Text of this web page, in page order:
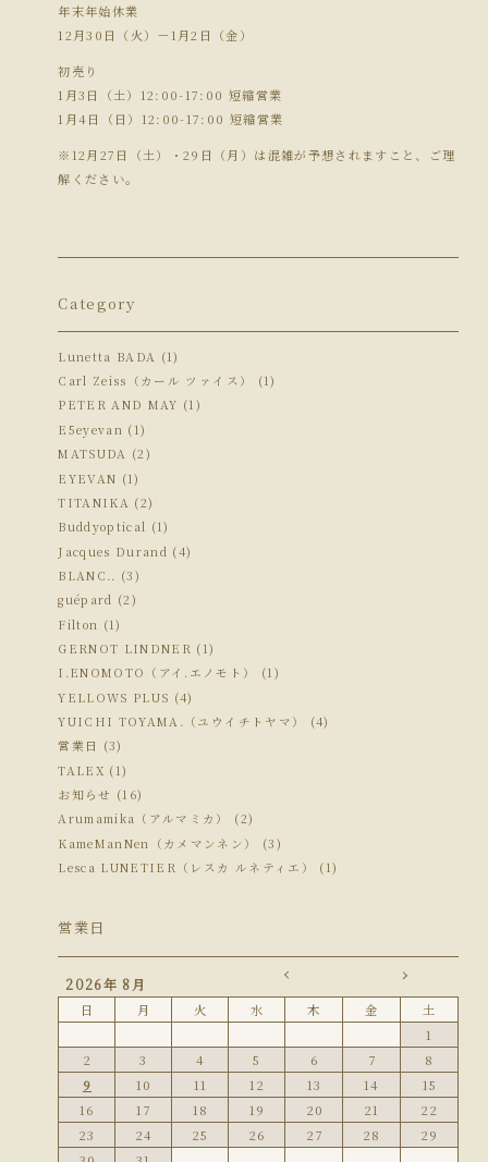
年末年始休業
12月30日（火）－1月2日（金）
初売り
1月3日（土）12:00-17:00 短縮営業
1月4日（日）12:00-17:00 短縮営業
※12月27日（土）・29日（月）は混雑が予想されますこと、ご理
解ください。
Category
Lunetta BADA (1)
Carl Zeiss（カール ツァイス） (1)
PETER AND MAY (1)
E5eyevan (1)
MATSUDA (2)
EYEVAN (1)
TITANIKA (2)
Buddyoptical (1)
Jacques Durand (4)
BLANC.. (3)
guépard (2)
Filton (1)
GERNOT LINDNER (1)
I.ENOMOTO（アイ.エノモト） (1)
YELLOWS PLUS (4)
YUICHI TOYAMA.（ユウイチトヤマ） (4)
営業日 (3)
TALEX (1)
お知らせ (16)
Arumamika（アルマミカ） (2)
KameManNen（カメマンネン） (3)
Lesca LUNETIER（レスカ ルネティエ） (1)
営業日
2026年 8月
日 月 火 水 木 金
土
1
2
3 4 5 6 7
8
9
10 11 12 13 14
15
16
17 18 19 20 21
22
23
24 25 26 27 28
29